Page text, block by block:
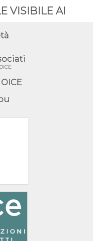
VISIBILE AI